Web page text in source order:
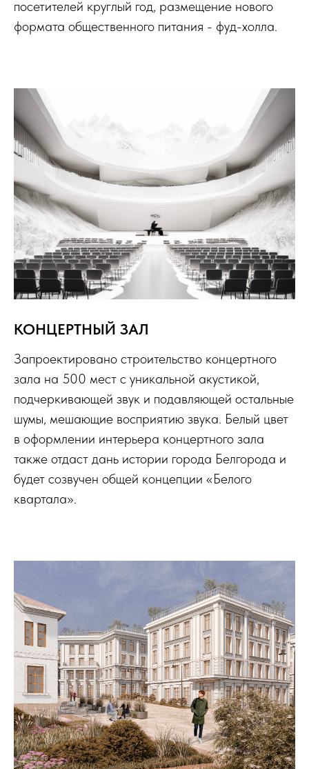
посетителей круглый год, размещение нового
формата общественного питания - фуд-холла.
КОНЦЕРТНЫЙ ЗАЛ
Запроектировано строительство концертного
зала на 500 мест с уникальной акустикой,
подчеркивающей звук и подавляющей остальные
шумы, мешающие восприятию звука. Белый цвет
в оформлении интерьера концертного зала
также отдаст дань истории города Белгорода и
будет созвучен общей концепции «Белого
квартала».